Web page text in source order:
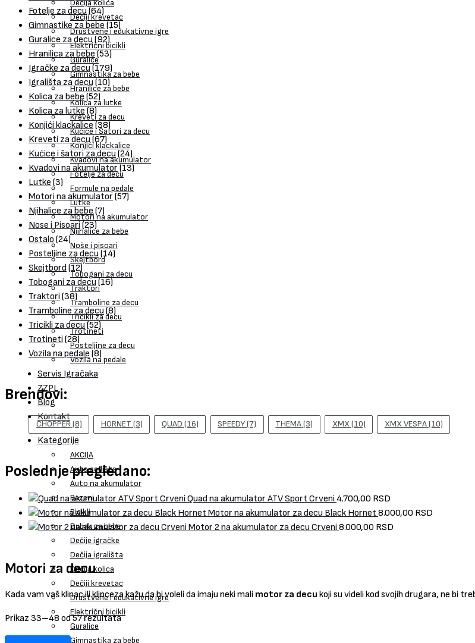
Dečija kolica
Dečiji krevetac
Društvene i edukativne igre
Električni bicikli
Guralice
Gimnastika za bebe
Hranilice za bebe
Kolica za lutke
Kreveti za decu
Kućice i Šatori za decu
Konjići klackalice
Kvadovi na akumulator
Fotelje za decu
Formule na pedale
Lutke
Motori na akumulator
Njihalice za bebe
Noše i pisoari
Skejtbord
Tobogani za decu
Traktori
Tramboline za decu
Tricikli za decu
Trotineti
Posteljine za decu
Vozila na pedale
Servis Igračaka
ZZPL
Blog
Kontakt
Kategorije
AKCIJA
Auto sedišta
Auto na akumulator
Bazeni
Bicikli
Dubak za bebe
Dečije igračke
Dečija igrališta
Dečija kolica
Dečiji krevetac
Društvene i edukativne igre
Električni bicikli
Guralice
Gimnastika za bebe
Fotelje za decu(64)
Gimnastike za bebe (15)
Guralice za decu(92)
Hranilica za bebe (53)
Igračke za decu(179)
Igrališta za decu(10)
Kolica za bebe (52)
Kolica za lutke (8)
Konjići klackalice (38)
Kreveti za decu(67)
Kućice i šatori za decu(24)
Kvadovi na akumulator (13)
Lutke (3)
Motori na akumulator (57)
Njihalice za bebe(7)
Nose i Pisoari(23)
Ostalo (24)
Posteljine za decu(14)
Skejtbord(12)
Tobogani za decu(16)
Traktori (38)
Tramboline za decu(8)
Tricikli za decu(52)
Trotineti (28)
Vozila na pedale (8)
Brendovi:
CHOPPER (8) HORNET (3) QUAD (16) SPEEDY(7) THEMA(3) XMX(10) XMX VESPA(10)
Poslednje pregledano:
Quad na akumulator ATV Sport Crveni 4.700,00 RSD
Motor na akumulator za decu Black Hornet 8.000,00 RSD
Motor 2 na akumulator za decu Crveni 8.000,00 RSD
Motori za decu
Kada vam vaš klinac ili klinceza kažu da bi voleli da imaju neki mali motor za decu koji su videli kod svojih drugara, ne bi
Prikaz 33–48 od 57 rezultata